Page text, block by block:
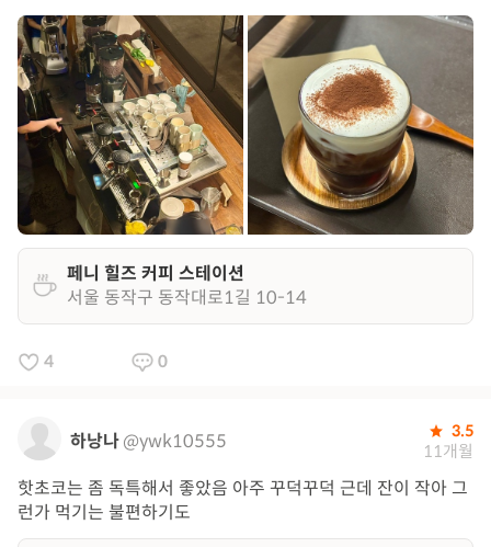
페니 힐즈 커피 스테이션
서울 동작구 동작대로1길 10-14
4 0
하낭나@ywk10555 3.5
11개월
핫초코는 좀 독특해서 좋았음 아주 꾸덕꾸덕 근데 잔이 작아 그
런가 먹기는 불편하기도